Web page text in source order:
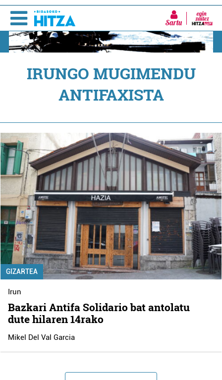
Sartu
IRUNGO MUGIMENDU
ANTIFAXISTA
GIZARTEA
Irun
Bazkari Antifa Solidario bat antolatu
dute hilaren 14rako
Mikel Del Val Garcia